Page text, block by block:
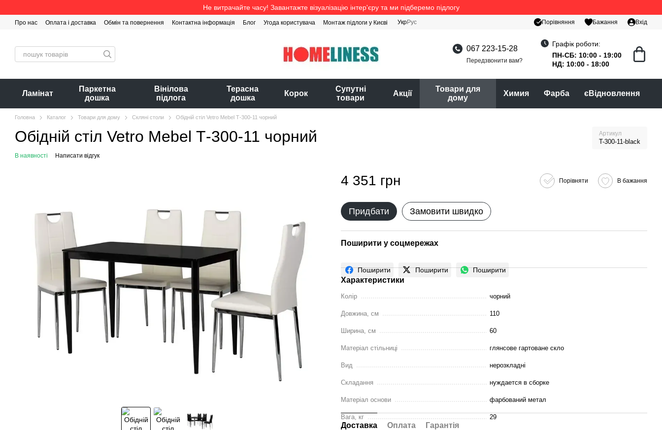
Не витрачайте часу! Завантажте візуалізацію інтер'єру та ми підберемо підлогу
Про нас Оплата і доставка Обмін та повернення Контактна інформація Блог Угода користувача Монтаж підлоги у Києві УкрРус Порівняння Бажання Вхід
067 223-15-28
Передзвонити вам?
Графік роботи:
ПН-СБ: 10:00 - 19:00
НД: 10:00 - 18:00
Ламінат
Паркетна
дошка
Вінілова
підлога
Терасна
дошка
Корок
Супутні
товари
Акції
Товари для
дому
Химия Фарба єВідновлення
Головна Каталог Товари для дому Скляні столи Обідній стіл Vetro Mebel Т-300-11 чорний
Обідній стіл Vetro Mebel Т-300-11 чорний Артикул
T-300-11-black
В наявності Написати відгук
4 351 грн Порівняти В бажання
Придбати Замовити швидко
Поширити у соцмережах
Поширити Поширити Поширити
Характеристики
Колір чорний
Довжина, см 110
Ширина, см 60
Матеріал стільниці глянсове гартоване скло
Вид нерозкладні
Складання нуждается в сборке
Матеріал основи фарбований метал
Вага, кг 29
Доставка Оплата Гарантія